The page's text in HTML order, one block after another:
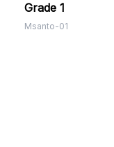
Grade 1
Msanto-01